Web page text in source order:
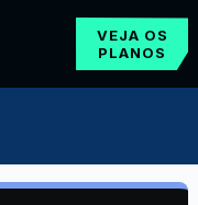
VEJA OS
PLANOS